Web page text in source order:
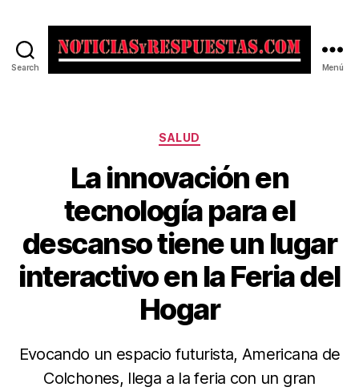
Search Menú
Categorías
SALUD
La innovación en
tecnología para el
descanso tiene un lugar
interactivo en la Feria del
Hogar
Evocando un espacio futurista, Americana de
Colchones, llega a la feria con un gran